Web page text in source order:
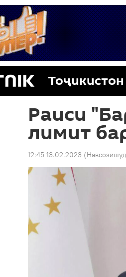
Тоҷикистон
Раиси
лимит
12:45 13.02.2023